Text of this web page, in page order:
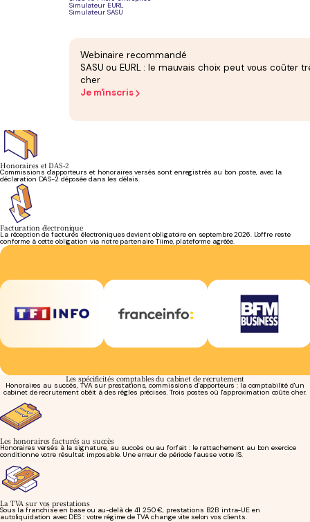
Simulateur EURL
Simulateur SASU
Webinaire recommandé
SASU ou EURL : le mauvais choix peut vous coûter
cher
Je m'inscris
Votre bilan, votre compte de résultat et votre liasse fiscale sont préparés, contrôlés puis
régularisations anticipées.
Honoraires et DAS-2
Commissions d'apporteurs et honoraires versés sont enregistrés au bon poste, avec la
déclaration DAS-2 déposée dans les délais.
Facturation électronique
La réception de factures électroniques devient obligatoire en septembre 2026. L'offre reste
conforme à cette obligation via notre partenaire Tiime, plateforme agréée.
Les spécificités comptables du cabinet de recrutement
Honoraires au succès, TVA sur prestations, commissions d'apporteurs : la comptabilité d'un
cabinet de recrutement obéit à des règles précises. Trois postes où l'approximation coûte cher.
Les honoraires facturés au succès
Honoraires versés à la signature, au succès ou au forfait : le rattachement au bon exercice
conditionne votre résultat imposable. Une erreur de période fausse votre IS.
La TVA sur vos prestations
Sous la franchise en base ou au-delà de 41 250 €, prestations B2B intra-UE en
autoliquidation avec DES : votre régime de TVA change vite selon vos clients.